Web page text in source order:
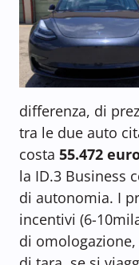
differenza, di
tra le due auto
costa 55.472
la ID.3 Business
di autonomia. I
incentivi (6-
di omologazione,